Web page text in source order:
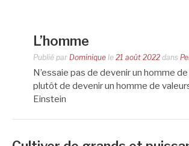
L’homme
Publié par Dominique le 21 août 2022 dans
N’essaie pas de devenir un homme
plutôt de devenir un homme de
Einstein